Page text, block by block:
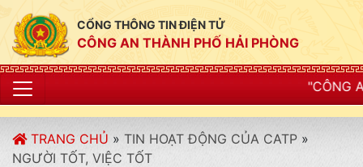
CỔNG THÔNG TIN ĐIỆN TỬ
CÔNG AN THÀNH PHỐ HẢI PHÒNG
"CÔNG AN THÀNH PHỐ
TRANG CHỦ » TIN HOẠT ĐỘNG CỦA CATP »
NGƯỜI TỐT, VIỆC TỐT